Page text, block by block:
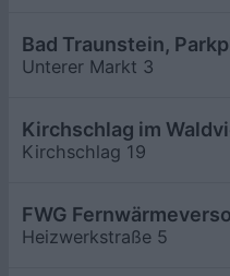
Bad Traunstein,
Unterer Markt 3
Kirchschlag im
Kirchschlag 19
FWG
Heizwerkstraße 5